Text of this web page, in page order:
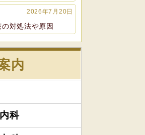
2026年7月20日
対処法や原因
内
科